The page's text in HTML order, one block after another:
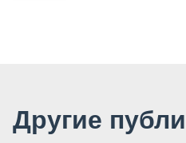
Другие